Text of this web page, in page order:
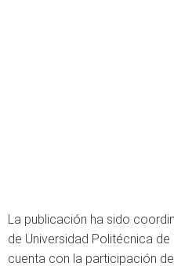
La publicación ha sido
de Universidad Politécnica de
cuenta con la participación